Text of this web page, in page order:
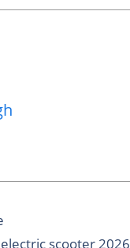
scooter 2026